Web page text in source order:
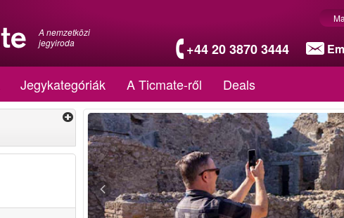
A nemzetközi
jegyiroda
+44 20 3870 3444
Jegykategóriák A Ticmate-ről Deals